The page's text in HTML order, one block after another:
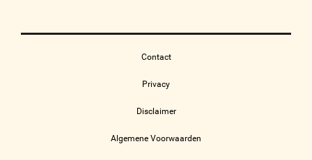
Contact
Privacy
Disclaimer
Algemene Voorwaarden